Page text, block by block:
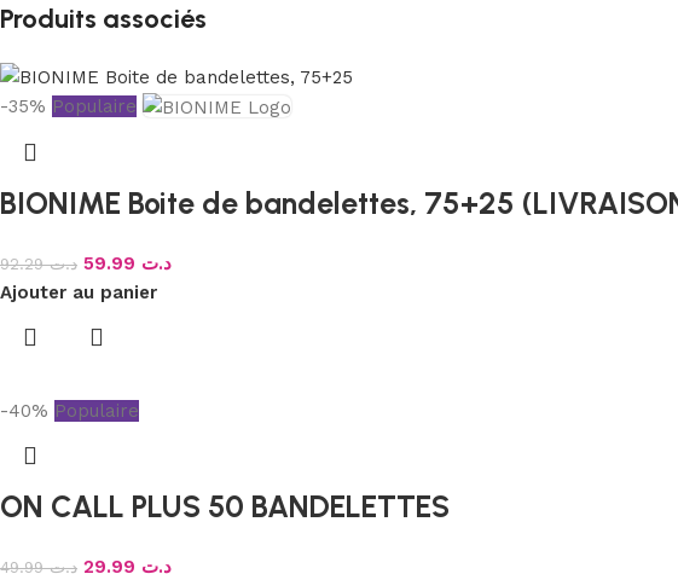
Produits associés
-35% Populaire
BIONIME Boite de bandelettes, 75+25
د.ت92.29 د.ت
Ajouter au panier
-40% Populaire
ON CALL PLUS 50 BANDELETTES
د.ت49.99 د.ت